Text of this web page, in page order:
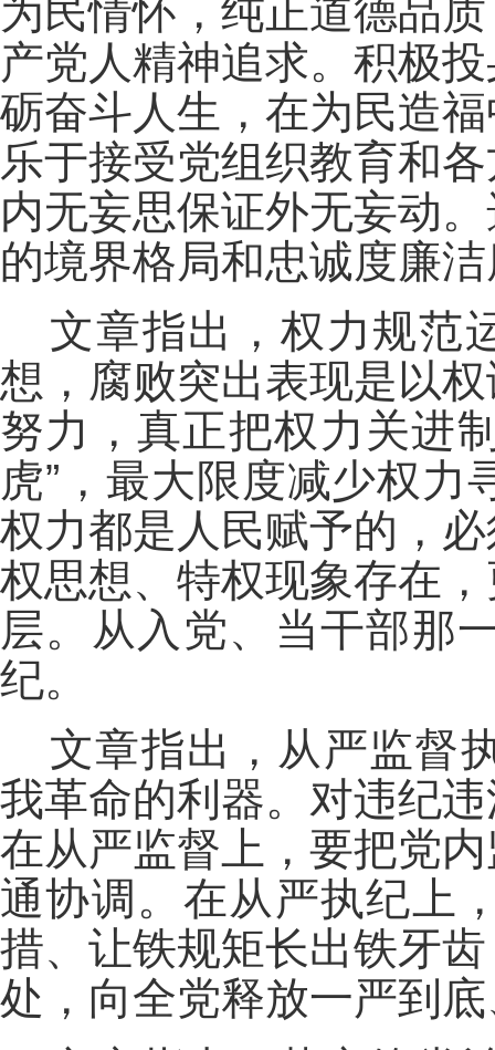
为民情怀，纯正道德品
产党人精神追求。积极
砺奋斗人生，在为民造
乐于接受党组织教育和
内无妄思保证外无妄动
的境界格局和忠诚度廉
文章指出，权力规范
想，腐败突出表现是以
努力，真正把权力关进
虎”，最大限度减少权
权力都是人民赋予的，
权思想、特权现象存在
层。从入党、当干部那
纪。
文章指出，从严监督
我革命的利器。对违纪
在从严监督上，要把党
通协调。在从严执纪上
措、让铁规矩长出铁牙
处，向全党释放一严到